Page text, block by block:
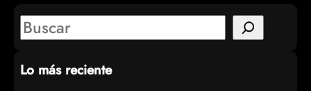
S
a
Lo más reciente